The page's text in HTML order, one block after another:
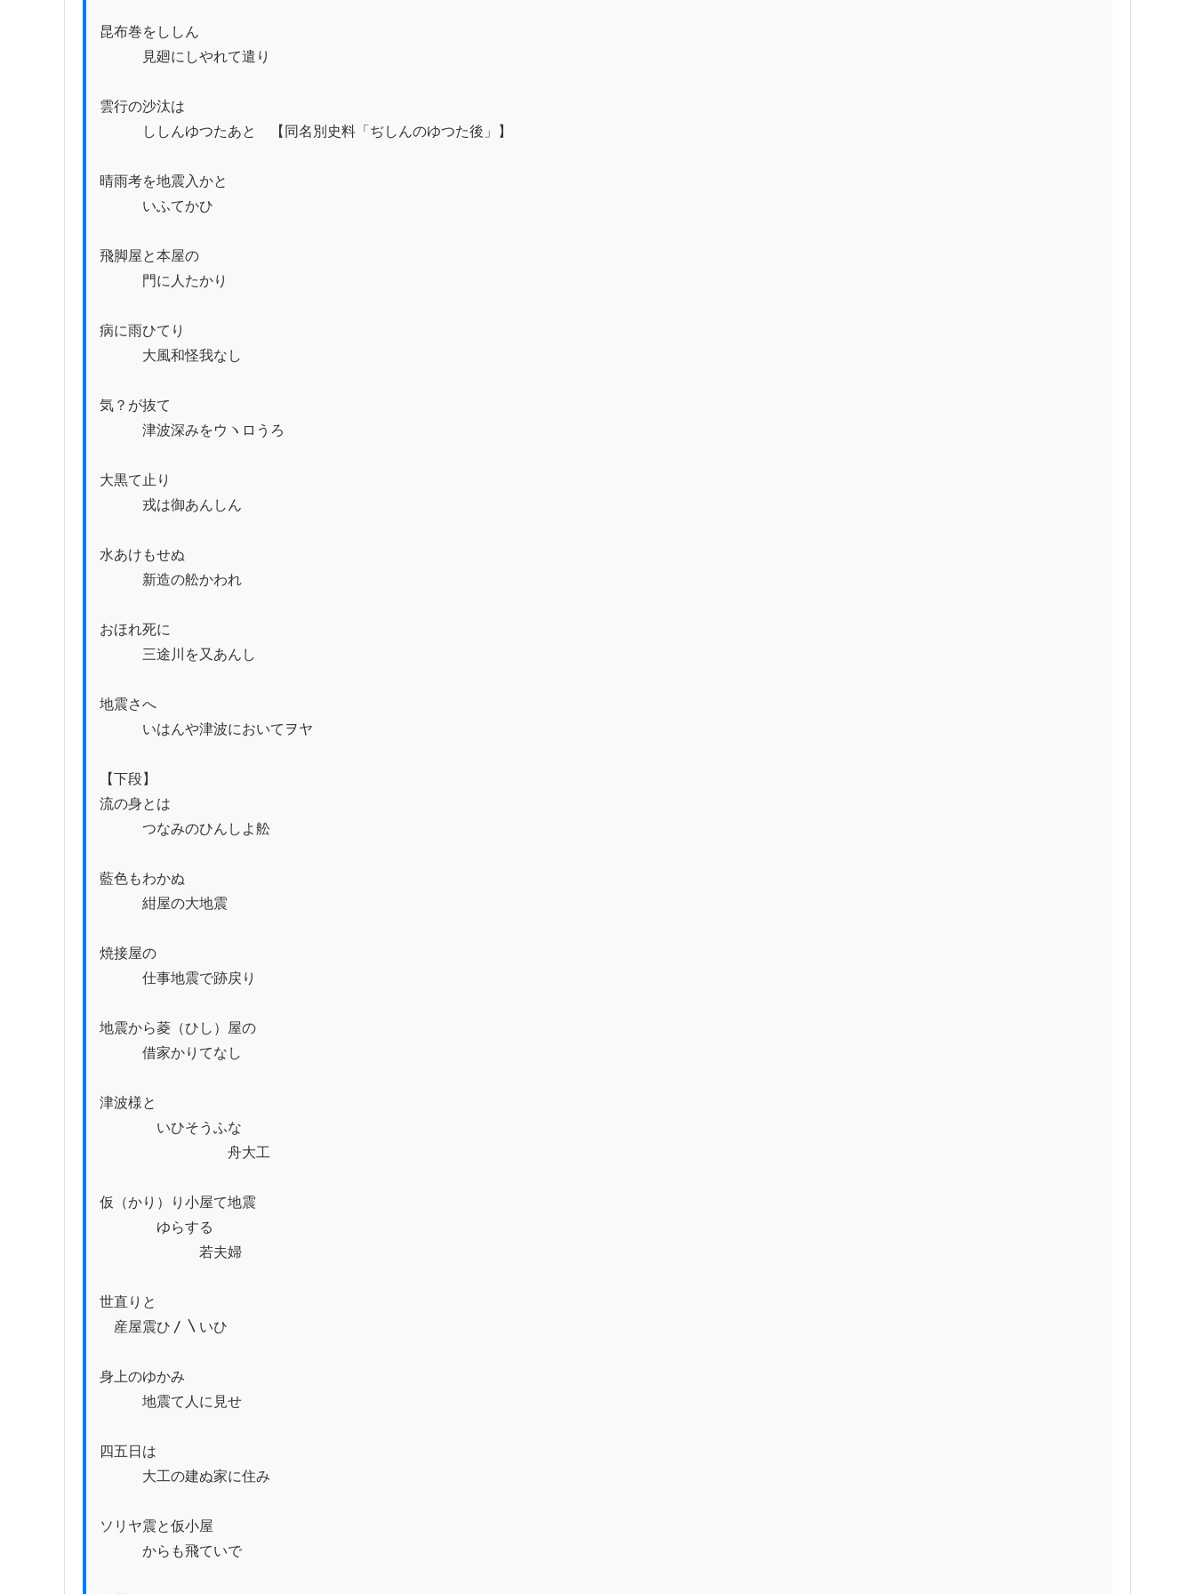
昆布巻をししん
見廻にしやれて遣り
雲行の沙汰は
ししんゆつたあと　【同名別史料「ぢしんのゆつた後」】
晴雨考を地震入かと
いふてかひ
飛脚屋と本屋の
門に人たかり
病に雨ひてり
大風和怪我なし
気？が抜て
津波深みをウヽロうろ
大黒て止り
戎は御あんしん
水あけもせぬ
新造の舩かわれ
おほれ死に
三途川を又あんし
地震さへ
いはんや津波においてヲヤ
【下段】
流の身とは
つなみのひんしよ舩
藍色もわかぬ
紺屋の大地震
焼接屋の
仕事地震で跡戻り
地震から菱（ひし）屋の
借家かりてなし
津波様と
いひそうふな
舟大工
仮（かり）り小屋て地震
ゆらする
若夫婦
世直りと
産屋震ひ〳〵いひ
身上のゆかみ
地震て人に見せ
四五日は
大工の建ぬ家に住み
ソリヤ震と仮小屋
からも飛ていで